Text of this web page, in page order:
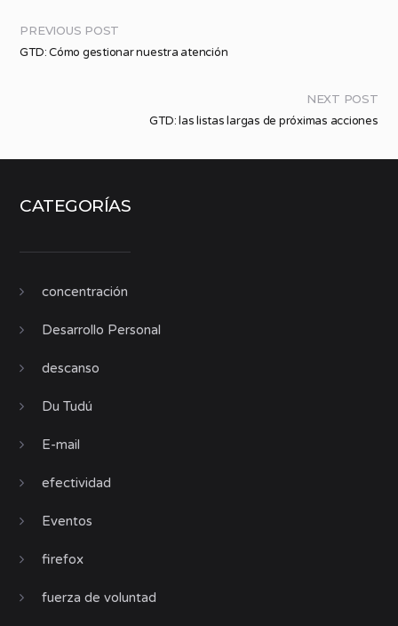
PREVIOUS POST
GTD: Cómo gestionar nuestra atención
NEXT POST
GTD: las listas largas de próximas acciones
CATEGORÍAS
concentración
Desarrollo Personal
descanso
Du Tudú
E-mail
efectividad
Eventos
firefox
fuerza de voluntad